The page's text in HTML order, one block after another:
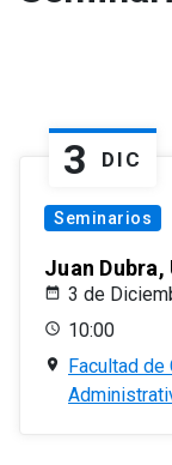
3 DIC
Seminarios
Juan
3 de
10:00
Facultad de